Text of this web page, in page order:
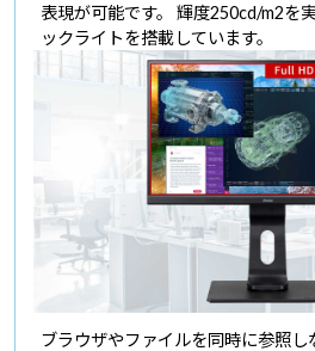
表現が可能です。 輝度250cd/m2を
ックライトを搭載しています。
ブラウザやファイルを同時に参照し